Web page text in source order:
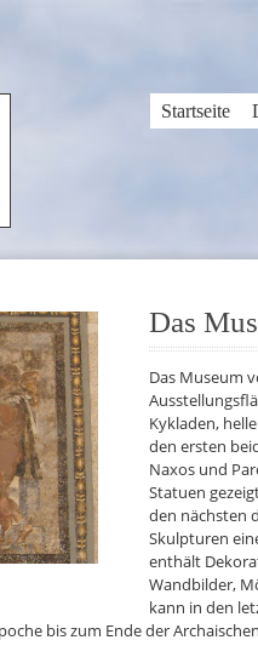
Startseite
Das
Das Museum
Kykladen,
den ersten
Naxos und
Statuen
den nächsten
Skulpturen
enthält
Wandbilder,
kann in den
bis zum Ende der